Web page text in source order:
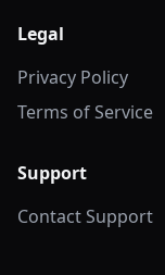
Legal
Privacy Policy
Terms of Service
Support
Contact Support